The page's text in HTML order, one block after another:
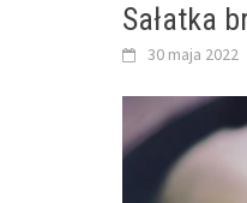
Sałatka
30 maja 2022